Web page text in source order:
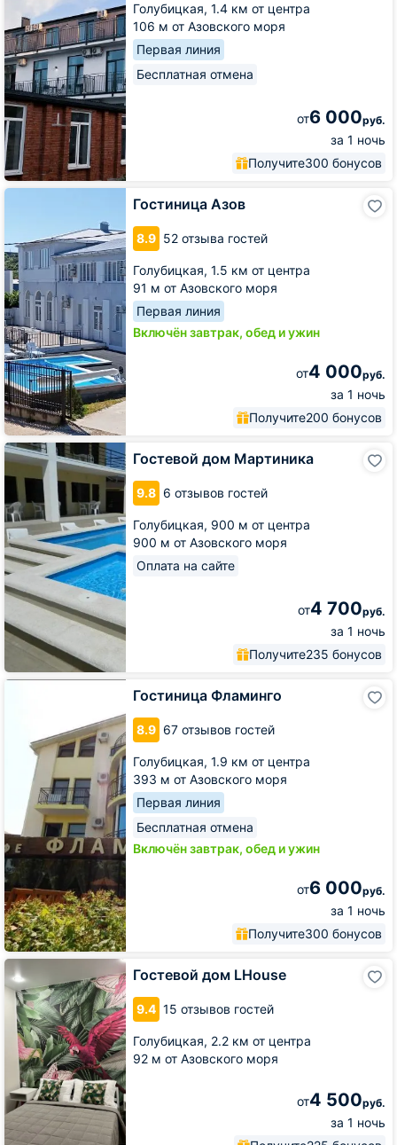
Голубицкая, 1.4 км от центра
106 м от Азовского моря
Первая линия
Бесплатная отмена
от6 000руб.
за 1 ночь
Получите300 бонусов
Гостиница Азов
8.9 52 отзыва гостей
Голубицкая, 1.5 км от центра
91 м от Азовского моря
Первая линия
Включён завтрак, обед и ужин
от4 000руб.
за 1 ночь
Получите200 бонусов
Гостиница
Гостевой дом Мартиника
9.8 6 отзывов гостей
Голубицкая, 900 м от центра
900 м от Азовского моря
Оплата на сайте
от4 700руб.
за 1 ночь
Получите235 бонусов
Гостевой
дом
Мартиника
Гостиница Фламинго
8.9 67 отзывов гостей
Голубицкая, 1.9 км от центра
393 м от Азовского моря
Первая линия
Бесплатная отмена
Включён завтрак, обед и ужин
от6 000руб.
за 1 ночь
Получите300 бонусов
Гостевой дом LHouse
9.4 15 отзывов гостей
Голубицкая, 2.2 км от центра
92 м от Азовского моря
от4 500руб.
за 1 ночь
Гостевой
дом
LHouse